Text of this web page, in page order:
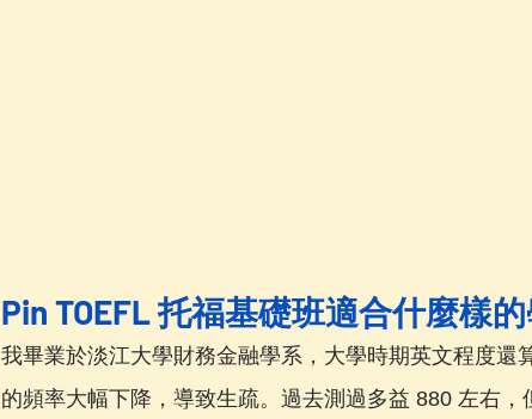
Pin TOEFL 托福基礎班適合什麼樣
我畢業於淡江大學財務金融學系，大學時期英文程度還
的頻率大幅下降，導致生疏。過去測過多益 880 左右